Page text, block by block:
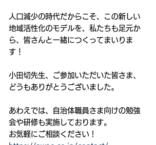
人口減少の時代だからこそ、この新しい
地域活性化のモデルを、私たちも足元か
ら、皆さんと一緒につくってまいりま
す！
小田切先生、ご参加いただいた皆さま、
どうもありがとうございました。
あわえでは、自治体職員さま向けの勉強
会や研修も実施しております。
お気軽にご相談ください！